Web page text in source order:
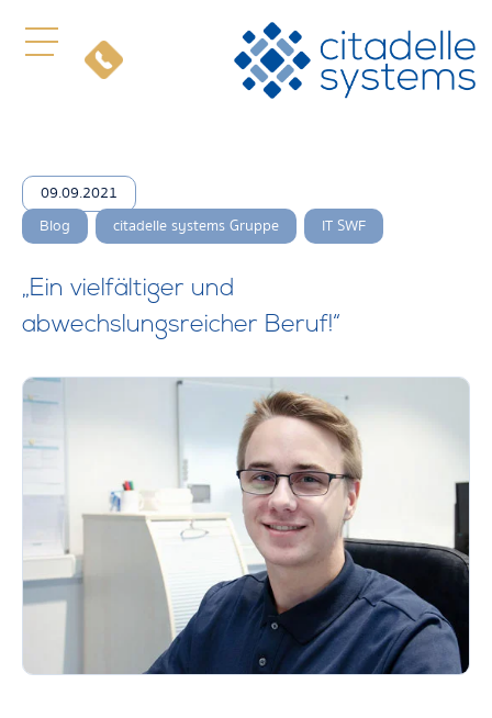
09.09.2021
Blog
citadelle systems Gruppe IT SWF
„Ein vielfältiger und
abwechslungsreicher Beruf!“